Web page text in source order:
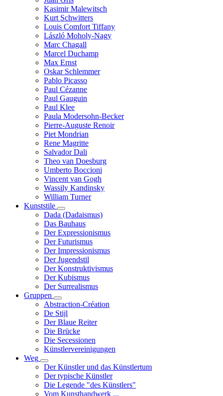
Kasimir Malewitsch
Kurt Schwitters
Louis Comfort Tiffany
László Moholy-Nagy
Marc Chagall
Marcel Duchamp
Max Ernst
Oskar Schlemmer
Pablo Picasso
Paul Cézanne
Paul Gauguin
Paul Klee
Paula Modersohn-Becker
Pierre-Auguste Renoir
Piet Mondrian
Rene Magritte
Salvador Dali
Theo van Doesburg
Umberto Boccioni
Vincent van Gogh
Wassily Kandinsky
William Turner
Kunststile
Unternavigation
von
Kunststile
Dada (Dadaismus)
Das Bauhaus
Der Expressionismus
Der Futurismus
Der Impressionismus
Der Jugendstil
Der Konstruktivismus
Der Kubismus
Der Surrealismus
Gruppen
Unternavigation
von
Gruppen
Abstraction-Création
De Stijl
Der Blaue Reiter
Die Brücke
Die Secessionen
Künstlervereinigungen
Weg
Unternavigation
von
Weg
Der Künstler und das Künstlertum
Der typische Künstler
Die Legende "des Künstlers"
Vom Kunsthandwerk ...